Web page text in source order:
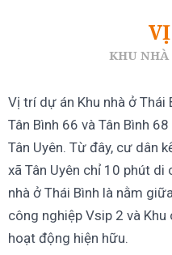
KHU
Vị trí dự án Khu nhà ở
Tân Bình 66 và Tân Bình
Tân Uyên. Từ đây, cư dân
xã Tân Uyên chỉ 10 phút
nhà ở Thái Bình là nằm
công nghiệp Vsip 2 và
hoạt động hiện hữu.